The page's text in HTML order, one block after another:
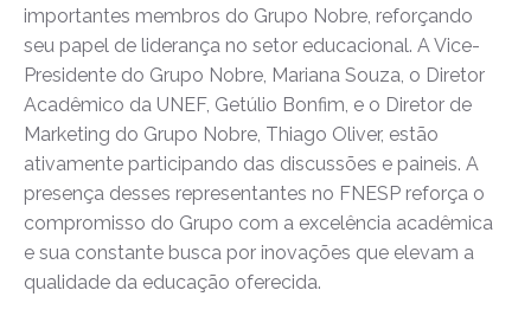
importantes membros do Grupo Nobre, reforçando
seu papel de liderança no setor educacional. A Vice-
Presidente do Grupo Nobre, Mariana Souza, o Diretor
Acadêmico da UNEF, Getúlio Bonfim, e o Diretor de
Marketing do Grupo Nobre, Thiago Oliver, estão
ativamente participando das discussões e paineis. A
presença desses representantes no FNESP reforça o
compromisso do Grupo com a excelência acadêmica
e sua constante busca por inovações que elevam a
qualidade da educação oferecida.